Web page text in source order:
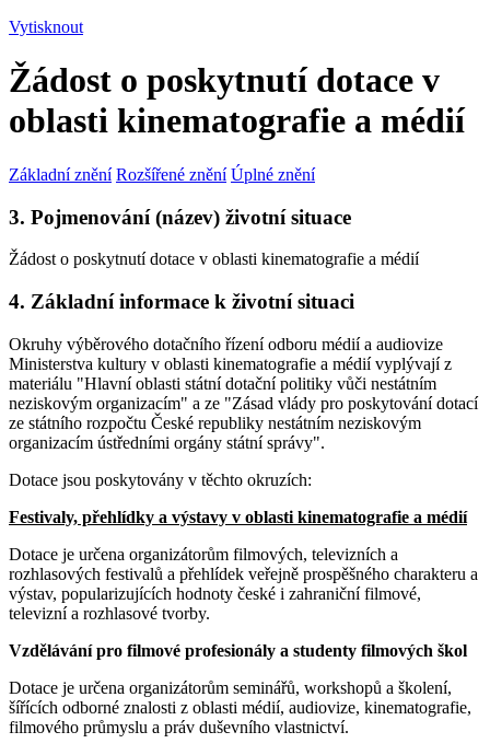
Vytisknout
Žádost o poskytnutí dotace v
oblasti kinematografie a médií
Základní znění Rozšířené znění Úplné znění
3. Pojmenování (název) životní situace
Žádost o poskytnutí dotace v oblasti kinematografie a médií
4. Základní informace k životní situaci
Okruhy výběrového dotačního řízení odboru médií a audiovize
Ministerstva kultury v oblasti kinematografie a médií vyplývají z
materiálu "Hlavní oblasti státní dotační politiky vůči nestátním
neziskovým organizacím" a ze "Zásad vlády pro poskytování dotací
ze státního rozpočtu České republiky nestátním neziskovým
organizacím ústředními orgány státní správy".
Dotace jsou poskytovány v těchto okruzích:
Festivaly, přehlídky a výstavy v oblasti kinematografie a médií
Dotace je určena organizátorům filmových, televizních a
rozhlasových festivalů a přehlídek veřejně prospěšného charakteru a
výstav, popularizujících hodnoty české i zahraniční filmové,
televizní a rozhlasové tvorby.
Vzdělávání pro filmové profesionály a studenty filmových škol
Dotace je určena organizátorům seminářů, workshopů a školení,
šířících odborné znalosti z oblasti médií, audiovize, kinematografie,
filmového průmyslu a práv duševního vlastnictví.